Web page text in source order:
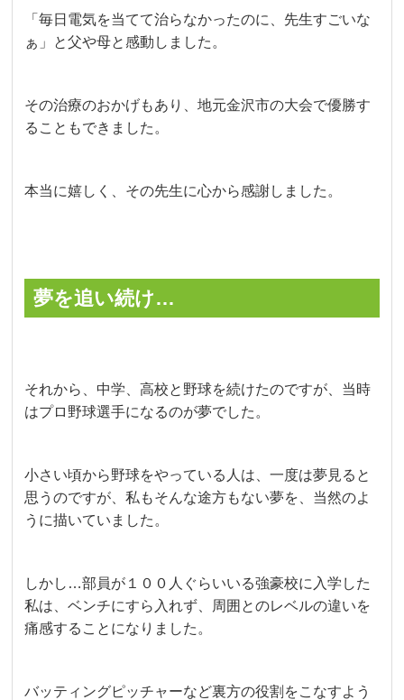
「毎日電気を当てて治らなかったのに、先生すごいな
ぁ」と父や母と感動しました。
その治療のおかげもあり、地元金沢市の大会で優勝す
ることもできました。
本当に嬉しく、その先生に心から感謝しました。
夢を追い続け…
それから、中学、高校と野球を続けたのですが、当時
はプロ野球選手になるのが夢でした。
小さい頃から野球をやっている人は、一度は夢見ると
思うのですが、私もそんな途方もない夢を、当然のよ
うに描いていました。
しかし…部員が１００人ぐらいいる強豪校に入学した
私は、ベンチにすら入れず、周囲とのレベルの違いを
痛感することになりました。
バッティングピッチャーなど裏方の役割をこなすよう